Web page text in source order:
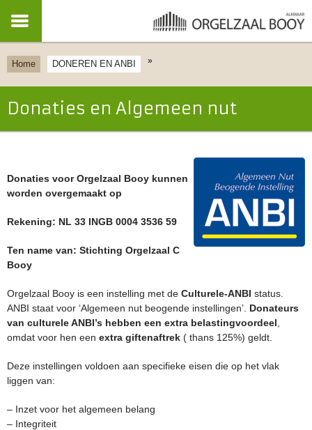
Home »
DONEREN EN ANBI
Donaties en Algemeen nut
Donaties voor Orgelzaal Booy kunnen
worden overgemaakt op
Rekening: NL 33 INGB 0004 3536 59
Ten name van: Stichting Orgelzaal C
Booy
Orgelzaal Booy is een instelling met de Culturele-ANBI status.
ANBI staat voor ‘Algemeen nut beogende instellingen’. Donateurs
van culturele ANBI’s hebben een extra belastingvoordeel
omdat voor hen een extra giftenaftrek ( thans 125%) geldt.
Deze instellingen voldoen aan specifieke eisen die op het vlak
liggen van:
– Inzet voor het algemeen belang
– Integriteit